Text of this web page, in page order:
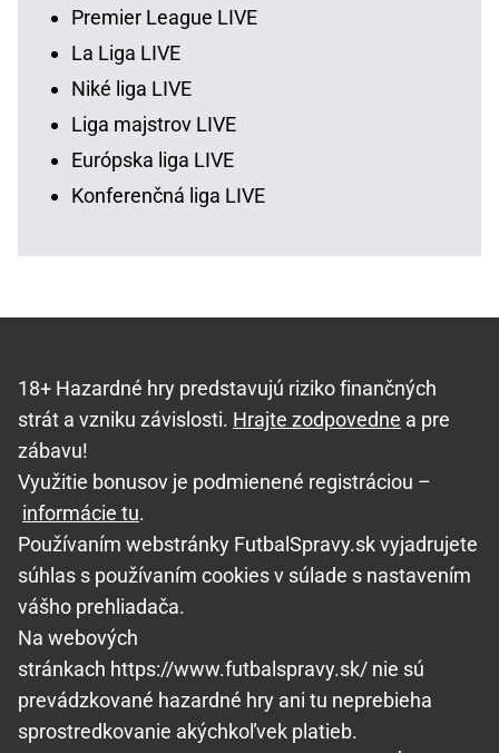
Premier League LIVE
La Liga LIVE
Niké liga LIVE
Liga majstrov LIVE
Európska liga LIVE
Konferenčná liga LIVE
18+ Hazardné hry predstavujú riziko finančných
strát a vzniku závislosti. Hrajte zodpovedne a pre
zábavu!
Využitie bonusov je podmienené registráciou –
informácie tu.
Používaním webstránky FutbalSpravy.sk vyjadrujete
súhlas s používaním cookies v súlade s nastavením
vášho prehliadača.
Na webových
stránkach https://www.futbalspravy.sk/ nie sú
prevádzkované hazardné hry ani tu neprebieha
sprostredkovanie akýchkoľvek platieb.